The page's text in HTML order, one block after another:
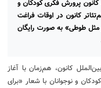
پرورش فکری کودکان و
در طرح اکران رایگان ۱۴ فیلم‌تئاتر کانون در اوقات فراغت
«تو مثل طوطی» به صورت رایگان
کانون، هم‌زمان با آغاز
و نوجوانان با شعار «برای